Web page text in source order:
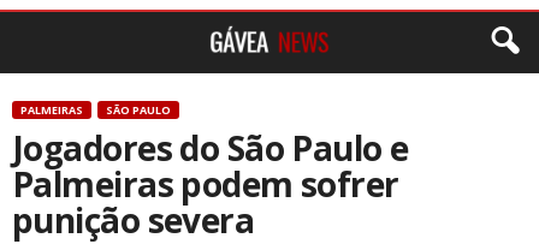
PALMEIRAS SÃO PAULO
Jogadores do São Paulo e
Palmeiras podem sofrer
punição severa